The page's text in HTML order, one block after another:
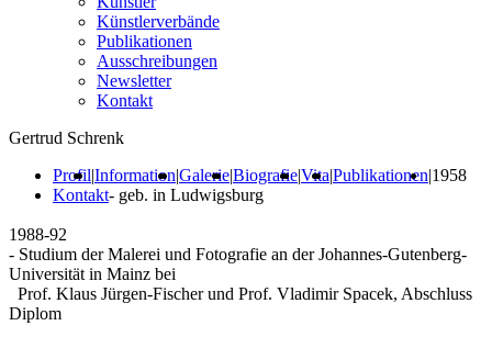
Künstlerverbände
Publikationen
Ausschreibungen
Newsletter
Kontakt
Gertrud Schrenk
Profil|Information|Galerie|Biografie|Vita|Publikationen|
Kontakt
1958
- geb. in Ludwigsburg
1988-92
- Studium der Malerei und Fotografie an der Johannes-Gutenberg-
Universität in Mainz bei
Prof. Klaus Jürgen-Fischer und Prof. Vladimir Spacek, Abschluss
Diplom